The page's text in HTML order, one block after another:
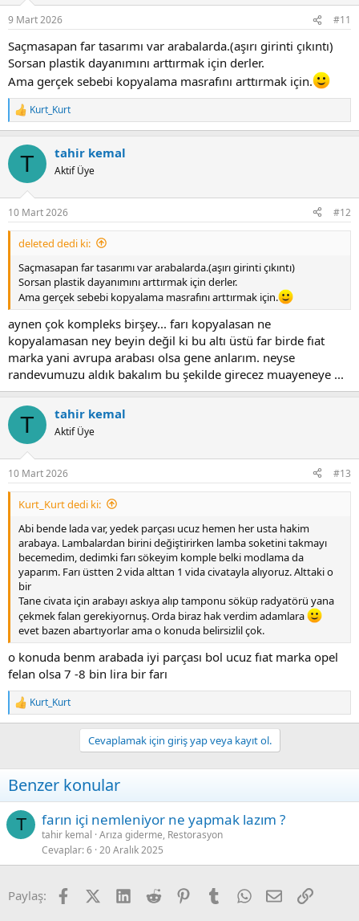
s
9 Mart 2026 #11
Saçmasapan far tasarımı var arabalarda.(aşırı girinti çıkıntı)
Sorsan plastik dayanımını arttırmak için derler.
Ama gerçek sebebi kopyalama masrafını arttırmak için.
R
e
c
i
s
:
Kurt_Kurt
T tahir kemal
Aktif Üye
10 Mart 2026 #12
deleted dedi ki:
Saçmasapan far tasarımı var arabalarda.(aşırı girinti çıkıntı)
Sorsan plastik dayanımını arttırmak için derler.
Ama gerçek sebebi kopyalama masrafını arttırmak için.
aynen çok kompleks birşey... farı kopyalasan ne
kopyalamasan ney beyin değil ki bu altı üstü far birde fıat
marka yani avrupa arabası olsa gene anlarım. neyse
randevumuzu aldık bakalım bu şekilde girecez muayeneye ...
T tahir kemal
Aktif Üye
10 Mart 2026 #13
Kurt_Kurt dedi ki:
Abi bende lada var, yedek parçası ucuz hemen her usta hakim
arabaya. Lambalardan birini değiştirirken lamba soketini takmayı
becemedim, dedimki farı sökeyim komple belki modlama da
yaparım. Farı üstten 2 vida alttan 1 vida civatayla alıyoruz. Alttaki o
bir
Tane civata için arabayı askıya alıp tamponu söküp radyatörü yana
çekmek falan gerekiyornuş. Orda biraz hak verdim adamlara
evet bazen abartıyorlar ama o konuda belirsizlil çok.
o konuda benm arabada iyi parçası bol ucuz fıat marka opel
felan olsa 7 -8 bin lira bir farı
R
e
i
o
s
Kurt_Kurt
Cevaplamak için giriş yap veya kayıt ol.
Benzer konular
T farın içi nemleniyor ne yapmak lazım ?
tahir kemal Arıza giderme, Restorasyon
Cevaplar 6 20 Aralık 2025
Paylaş: FacebookX (Twitter)
LinkedIn
Reddit PinterestTumblrWhatsApp
E-postaLink